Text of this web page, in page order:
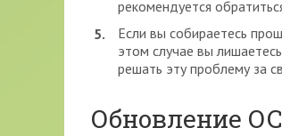
рекомендуется
Если вы собираетесь
этом случае вы
решать эту проблему за
Обновление ОС